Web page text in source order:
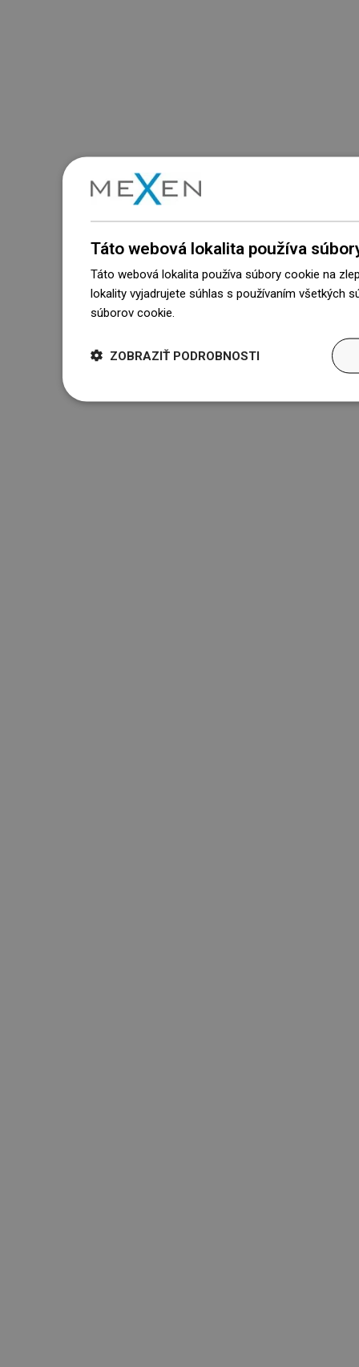
Táto webová lokalita používa
Táto webová lokalita používa súbory cookie na
lokality vyjadrujete súhlas s používaním všetkých
súborov cookie.
ZOBRAZIŤ PODROBNOSTI